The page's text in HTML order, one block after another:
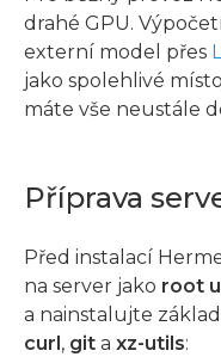
drahé GPU.
externí model přes
jako spolehlivé
máte vše neustále
Příprava
Před instalací
na server jako root
a nainstalujte
curl, git a xz-utils: